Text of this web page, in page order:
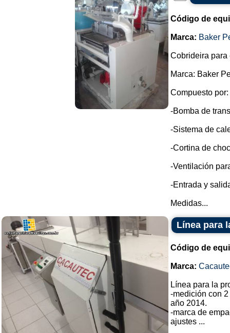
Código de
Marca: Baker
Cobrideira para
Marca: Baker
Compuesto por:
-Bomba de
-Sistema de
-Cortina de
-Ventilación
-Entrada y
Medidas...
Línea para
Código de
Marca:
Línea para la
-medición con
año 2014.
-marca de
ajustes ...